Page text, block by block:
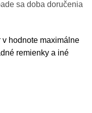
sa doba doručenia
hodnote maximálne
remienky a iné